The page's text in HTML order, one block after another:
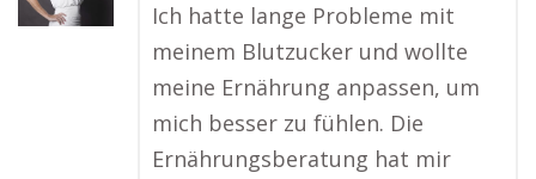
Ich hatte lange Probleme mit
meinem Blutzucker und wollte
meine Ernährung anpassen, um
mich besser zu fühlen. Die
Ernährungsberatung hat mir